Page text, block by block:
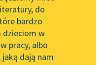
API
OAI-PMH
Widget Wolnych Lektur
do
bardzo
dzieciom w
pracy, albo
dają nam
w
warunkach
i...